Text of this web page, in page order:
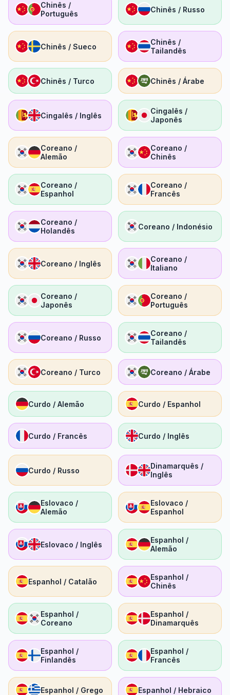
Chinês /
Português
Chinês / Russo
Chinês / Sueco
Chinês /
Tailandês
Chinês / Turco Chinês / Árabe
Cingalês / Inglês
Cingalês /
Japonês
Coreano /
Alemão
Coreano /
Chinês
Coreano /
Espanhol
Coreano /
Francês
Coreano /
Holandês
Coreano / Indonésio
Coreano / Inglês
Coreano /
Italiano
Coreano /
Japonês
Coreano /
Português
Coreano / Russo
Coreano /
Tailandês
Coreano / Turco Coreano / Árabe
Curdo / Alemão Curdo / Espanhol
Curdo / Francês Curdo / Inglês
Curdo / Russo
Dinamarquês /
Inglês
Eslovaco /
Alemão
Eslovaco /
Espanhol
Eslovaco / Inglês
Espanhol /
Alemão
Espanhol / Catalão
Espanhol /
Chinês
Espanhol /
Coreano
Espanhol /
Dinamarquês
Espanhol /
Finlandês
Espanhol /
Francês
Espanhol / Grego Espanhol / Hebraico